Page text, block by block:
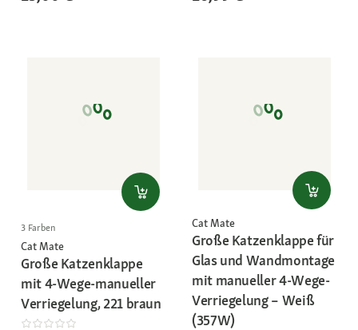
3 Farben
Cat Mate
Große Katzenklappe
mit 4-Wege-manueller
Verriegelung, 221 braun
Cat Mate
Große Katzenklappe für
Glas und Wandmontage
mit manueller 4-Wege-
Verriegelung – Weiß
(357W)